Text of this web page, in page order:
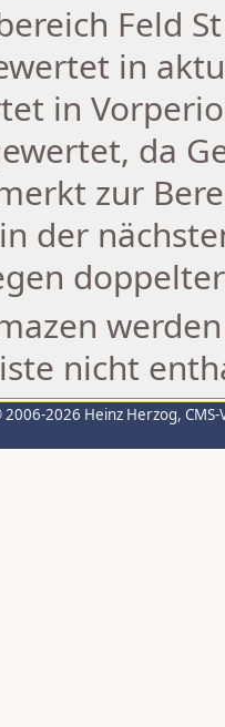
Feld
in
in
da
zur
der
nicht
2026 Heinz Herzog,